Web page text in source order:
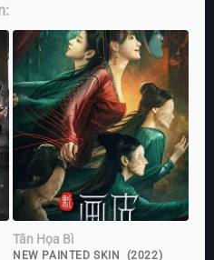
Tân Họa Bì
NEW PAINTED SKIN (2022)